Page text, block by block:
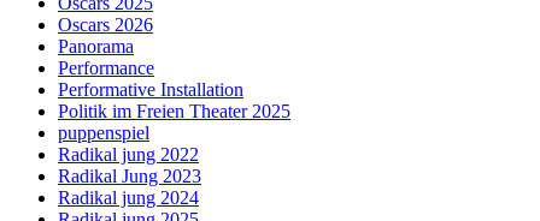
Oscars 2026
Panorama
Performance
Performative Installation
Politik im Freien Theater 2025
puppenspiel
Radikal jung 2022
Radikal Jung 2023
Radikal jung 2024